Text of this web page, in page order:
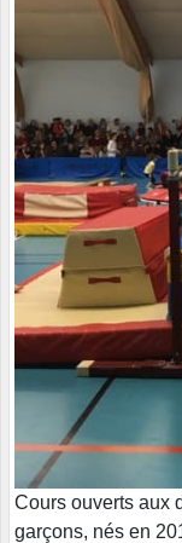
Cours ouverts aux
garçons, nés en